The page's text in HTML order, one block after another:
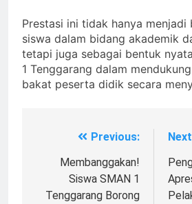
Prestasi ini tidak hanya menjadi
siswa dalam bidang akademik
tetapi juga sebagai bentuk
1 Tenggarang dalam
bakat peserta didik secara
Navigasi
pos
Previous:
Membanggakan!
Siswa SMAN 1
Tenggarang Borong